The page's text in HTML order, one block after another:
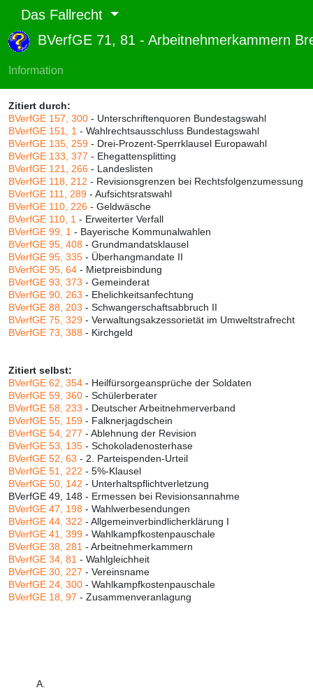
Das Fallrecht
BVerfGE 71, 81 - Arbeitnehmerkammern
Information
Abruf und Rang:
RTF-Version
Zitiert durch:
BVerfGE 157, 300 - Unterschriftenquoren Bundestagswahl
BVerfGE 151, 1 - Wahlrechtsausschluss Bundestagswahl
BVerfGE 135, 259 - Drei-Prozent-Sperrklausel Europawahl
BVerfGE 133, 377 - Ehegattensplitting
BVerfGE 121, 266 - Landeslisten
BVerfGE 118, 212 - Revisionsgrenzen bei Rechtsfolgenzumessung
BVerfGE 111, 289 - Aufsichtsratswahl
BVerfGE 110, 226 - Geldwäsche
BVerfGE 110, 1 - Erweiterter Verfall
BVerfGE 99, 1 - Bayerische Kommunalwahlen
BVerfGE 95, 408 - Grundmandatsklausel
BVerfGE 95, 335 - Überhangmandate II
BVerfGE 95, 64 - Mietpreisbindung
BVerfGE 93, 373 - Gemeinderat
BVerfGE 90, 263 - Ehelichkeitsanfechtung
BVerfGE 88, 203 - Schwangerschaftsabbruch II
BVerfGE 75, 329 - Verwaltungsakzessorietät im Umweltstrafrecht
BVerfGE 73, 388 - Kirchgeld
Zitiert selbst:
BVerfGE 62, 354 - Heilfürsorgeansprüche der Soldaten
BVerfGE 59, 360 - Schülerberater
BVerfGE 58, 233 - Deutscher Arbeitnehmerverband
BVerfGE 55, 159 - Falknerjagdschein
BVerfGE 54, 277 - Ablehnung der Revision
BVerfGE 53, 135 - Schokoladenosterhase
BVerfGE 52, 63 - 2. Parteispenden-Urteil
BVerfGE 51, 222 - 5%-Klausel
BVerfGE 50, 142 - Unterhaltspflichtverletzung
BVerfGE 49, 148 - Ermessen bei Revisionsannahme
BVerfGE 47, 198 - Wahlwerbesendungen
BVerfGE 44, 322 - Allgemeinverbindlicherklärung I
BVerfGE 41, 399 - Wahlkampfkostenpauschale
BVerfGE 38, 281 - Arbeitnehmerkammern
BVerfGE 34, 81 - Wahlgleichheit
BVerfGE 30, 227 - Vereinsname
BVerfGE 24, 300 - Wahlkampfkostenpauschale
BVerfGE 18, 97 - Zusammenveranlagung
A.